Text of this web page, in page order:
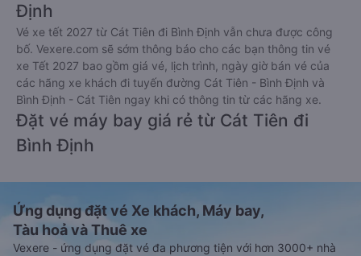
Định
Vé xe tết 2027 từ Cát Tiên đi Bình Định vẫn chưa được công
bố. Vexere.com sẽ sớm thông báo cho các bạn thông tin vé
xe Tết 2027 bao gồm giá vé, lịch trình, ngày giờ bán vé của
các hãng xe khách đi tuyến đường Cát Tiên - Bình Định và
Bình Định - Cát Tiên ngay khi có thông tin từ các hãng xe.
Đặt vé máy bay giá rẻ từ Cát Tiên đi
Bình Định
Ứng dụng đặt vé Xe khách, Máy bay,
Tàu hoả và Thuê xe
Vexere - ứng dụng đặt vé đa phương tiện với hơn 3000+ nhà